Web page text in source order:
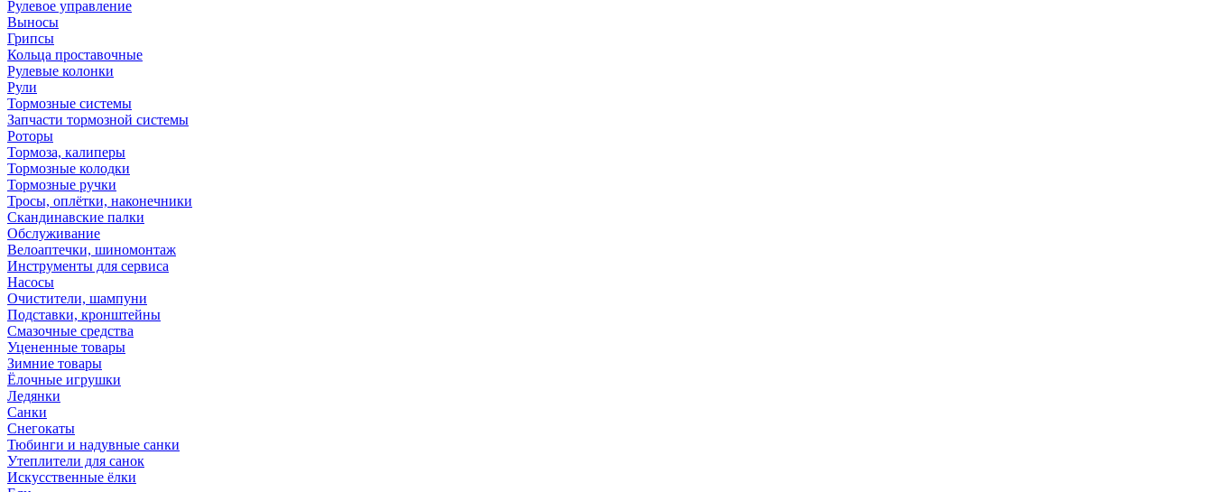
Рулевое управление
Выносы
Грипсы
Кольца проставочные
Рулевые колонки
Рули
Тормозные системы
Запчасти тормозной системы
Роторы
Тормоза, калиперы
Тормозные колодки
Тормозные ручки
Тросы, оплётки, наконечники
Скандинавские палки
Обслуживание
Велоаптечки, шиномонтаж
Инструменты для сервиса
Насосы
Очистители, шампуни
Подставки, кронштейны
Смазочные средства
Уцененные товары
Зимние товары
Ёлочные игрушки
Ледянки
Санки
Снегокаты
Тюбинги и надувные санки
Утеплители для санок
Искусственные ёлки